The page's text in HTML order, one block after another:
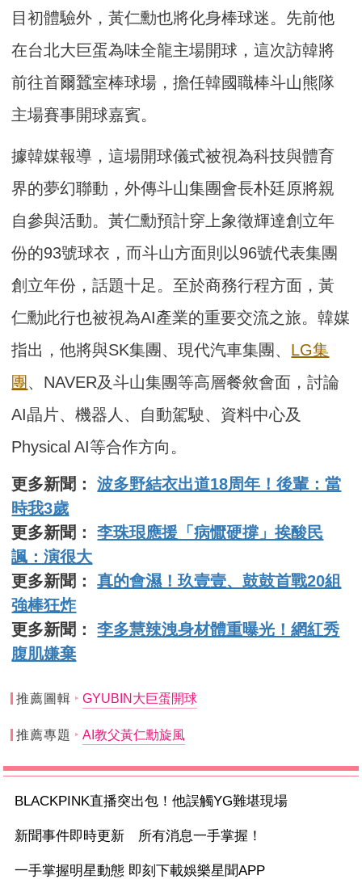
目初體驗外，黃仁勳也將化身棒球迷。先前他
在台北大巨蛋為味全龍主場開球，這次訪韓將
前往首爾蠶室棒球場，擔任韓國職棒斗山熊隊
主場賽事開球嘉賓。
據韓媒報導，這場開球儀式被視為科技與體育
界的夢幻聯動，外傳斗山集團會長朴廷原將親
自參與活動。黃仁勳預計穿上象徵輝達創立年
份的93號球衣，而斗山方面則以96號代表集團
創立年份，話題十足。至於商務行程方面，黃
仁勳此行也被視為AI產業的重要交流之旅。韓媒
指出，他將與SK集團、現代汽車集團、 LG集
團 、NAVER及斗山集團等高層餐敘會面，討論
AI晶片、機器人、自動駕駛、資料中心及
Physical AI等合作方向。
更多新聞：波多野結衣出道18周年！後輩：當
時我3歲
更多新聞：李珠珢應援「病懨硬撐」挨酸民
諷：演很大
更多新聞：真的會濕！玖壹壹、鼓鼓首戰20組
強棒狂炸
更多新聞：李多慧辣洩身材體重曝光！網紅秀
腹肌嫌棄
推薦圖輯 GYUBIN大巨蛋開球
推薦專題 AI教父黃仁勳旋風
BLACKPINK直播突出包！他誤觸YG難堪現場
新聞事件即時更新 所有消息一手掌握！
一手掌握明星動態 即刻下載娛樂星聞APP